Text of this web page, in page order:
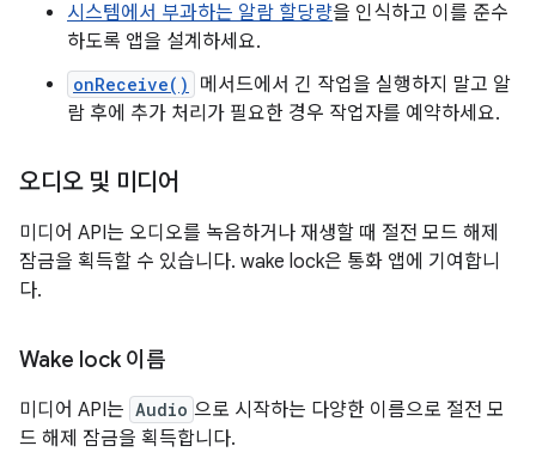
시스템에서 부과하는 알람 할당량을 인식하고 이를 준수
하도록 앱을 설계하세요.
onReceive()
메서드에서 긴 작업을 실행하지 말고 알
람 후에 추가 처리가 필요한 경우 작업자를 예약하세요.
오디오 및 미디어
미디어 API는 오디오를 녹음하거나 재생할 때 절전 모드 해제
잠금을 획득할 수 있습니다. wake lock은 통화 앱에 기여합니
다.
Wake lock 이름
미디어 API는 Audio 으로 시작하는 다양한 이름으로 절전 모
드 해제 잠금을 획득합니다.